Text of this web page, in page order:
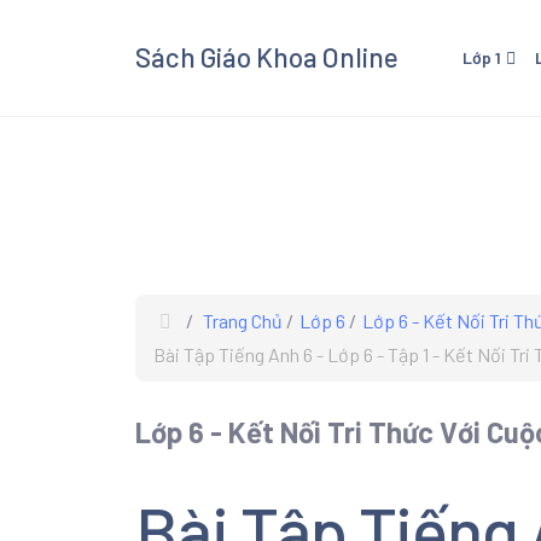
Sách Giáo Khoa Online Lớp 1
Xem
Giáo
các
Trang Chủ Lớp 6
Lớp 6 - Kết Nối Tri
Bài Tập Tiếng Anh 6 - Lớp 6 - Tập 1 - Kết Nối Tri
Lớp 6 - Kết Nối Tri Thức Với